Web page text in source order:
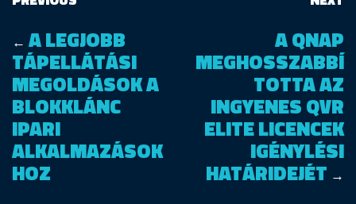
← A LEGJOBB
TÁPELLÁTÁSI
MEGOLDÁSOK A
BLOKKLÁNC
IPARI
ALKALMAZÁSOK
HOZ
A QNAP
MEGHOSSZABBÍ
TOTTA AZ
INGYENES QVR
ELITE LICENCEK
IGÉNYLÉSI
HATÁRIDEJÉT →